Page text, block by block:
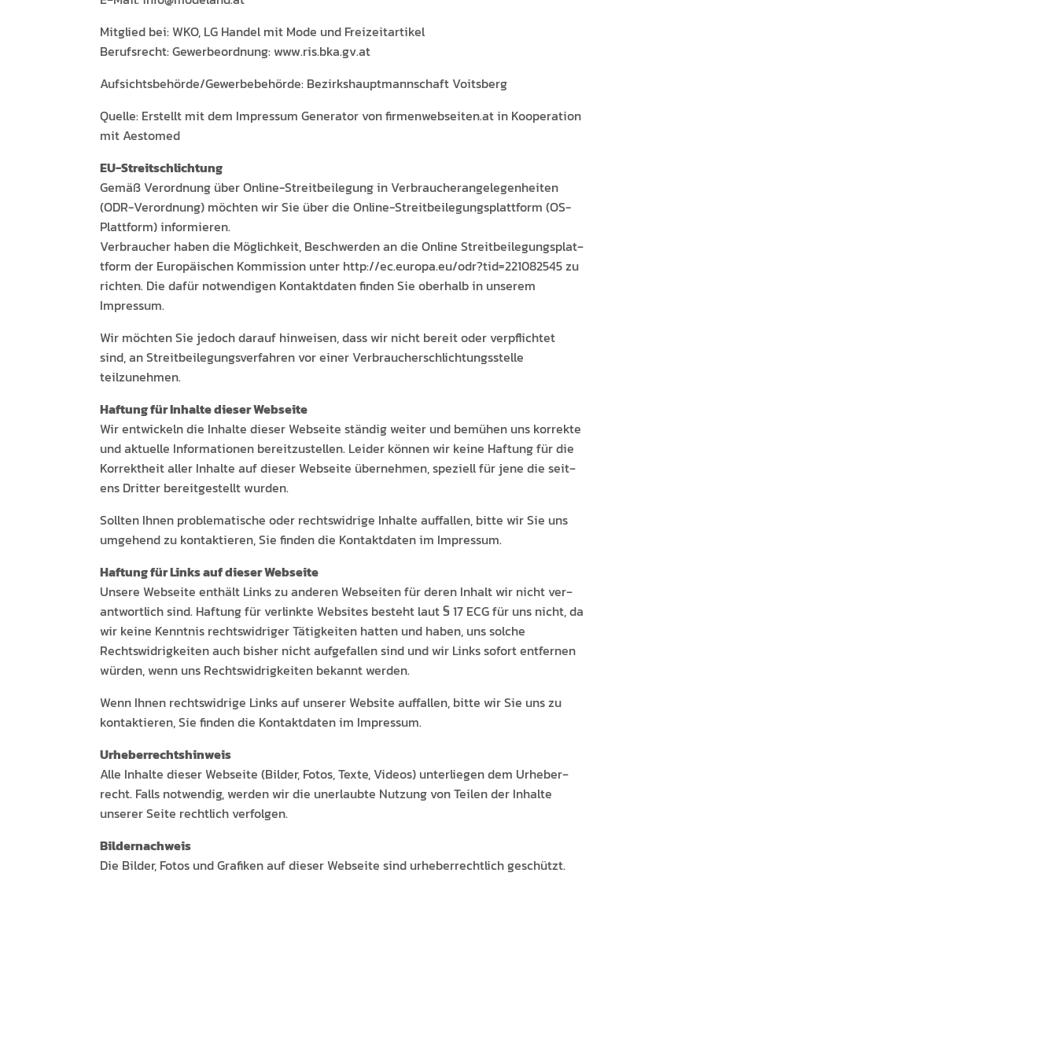
Mit­glied bei: WKO, LG Han­del mit Mode und Freizeitartikel
Beruf­s­recht: Gewer­be­ord­nung: www.ris.bka.gv.at
Aufsichtsbehörde/Gewerbebehörde: Bezirk­shaupt­mannschaft Voitsberg
Quelle: Erstellt mit dem Impres­sum Gen­er­a­tor von firmenwebseiten.at in Koop­er­a­tion
mit Aestomed
EU-Stre­itschlich­tung
Gemäß Verord­nung über Online-Stre­it­bei­le­gung in Ver­braucherangele­gen­heit­en
(ODR-Verord­nung) möcht­en wir Sie über die Online-Stre­it­bei­le­gungsplat­tform (OS-
Plat­tform) informieren.
Ver­brauch­er haben die Möglichkeit, Beschw­er­den an die Online Stre­it­bei­le­gungsplat­
tform der Europäis­chen Kom­mis­sion unter http://ec.europa.eu/odr?tid=221082545 zu
richt­en. Die dafür notwendi­gen Kon­tak­t­dat­en find­en Sie ober­halb in unserem
Impressum.
Wir möcht­en Sie jedoch darauf hin­weisen, dass wir nicht bere­it oder verpflichtet
sind, an Stre­it­bei­le­gungsver­fahren vor ein­er Ver­brauch­er­schlich­tungsstelle
teilzunehmen.
Haf­tung für Inhalte dieser Webseite
Wir entwick­eln die Inhalte dieser Web­seite ständig weit­er und bemühen uns kor­rek­te
und aktuelle Infor­ma­tio­nen bere­itzustellen. Lei­der kön­nen wir keine Haf­tung für die
Kor­rek­theit aller Inhalte auf dieser Web­seite übernehmen, speziell für jene die seit­
ens Drit­ter bere­it­gestellt wurden.
Soll­ten Ihnen prob­lema­tis­che oder rechtswidrige Inhalte auf­fall­en, bitte wir Sie uns
umge­hend zu kon­tak­tieren, Sie find­en die Kon­tak­t­dat­en im Impressum.
Haf­tung für Links auf dieser Webseite
Unsere Web­seite enthält Links zu anderen Web­seit­en für deren Inhalt wir nicht ver­
ant­wortlich sind. Haf­tung für ver­link­te Web­sites beste­ht laut § 17 ECG für uns nicht, da
wir keine Ken­nt­nis rechtswidriger Tätigkeit­en hat­ten und haben, uns solche
Rechtswidrigkeit­en auch bish­er nicht aufge­fall­en sind und wir Links sofort ent­fer­nen
wür­den, wenn uns Rechtswidrigkeit­en bekan­nt werden.
Wenn Ihnen rechtswidrige Links auf unser­er Web­site auf­fall­en, bitte wir Sie uns zu
kon­tak­tieren, Sie find­en die Kon­tak­t­dat­en im Impressum.
Urhe­ber­recht­shin­weis
Alle Inhalte dieser Web­seite (Bilder, Fotos, Texte, Videos) unter­liegen dem Urhe­ber­
recht. Falls notwendig, wer­den wir die uner­laubte Nutzung von Teilen der Inhalte
unser­er Seite rechtlich verfolgen.
Bilder­nach­weis
Die Bilder, Fotos und Grafiken auf dieser Web­seite sind urhe­ber­rechtlich geschützt.